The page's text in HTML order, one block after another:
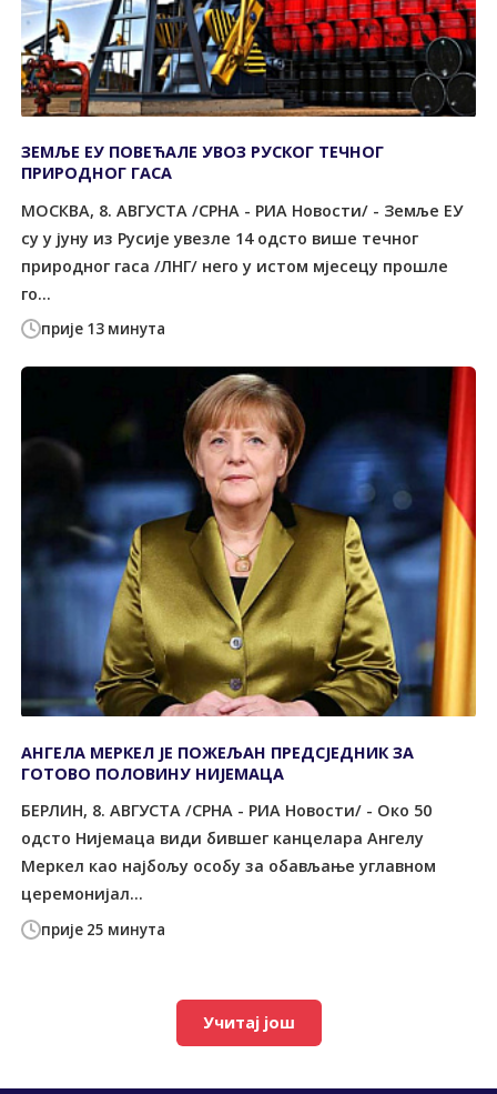
прије 13 минута
ЗЕМЉЕ ЕУ ПОВЕЋАЛЕ УВОЗ РУСКОГ ТЕЧНОГ
ПРИРОДНОГ ГАСА
МОСКВА, 8. АВГУСТА /СРНА - РИА Новости/ - Земље ЕУ
су у јуну из Русије увезле 14 одсто више течног
природног гаса /ЛНГ/ него у истом мјесецу прошле
го...
прије 25 минута
АНГЕЛА МЕРКЕЛ ЈЕ ПОЖЕЉАН ПРЕДСЈЕДНИК ЗА
ГОТОВО ПОЛОВИНУ НИЈЕМАЦА
БЕРЛИН, 8. АВГУСТА /СРНА - РИА Новости/ - Око 50
одсто Нијемаца види бившег канцелара Ангелу
Меркел као најбољу особу за обављање углавном
церемонијал...
Учитај још